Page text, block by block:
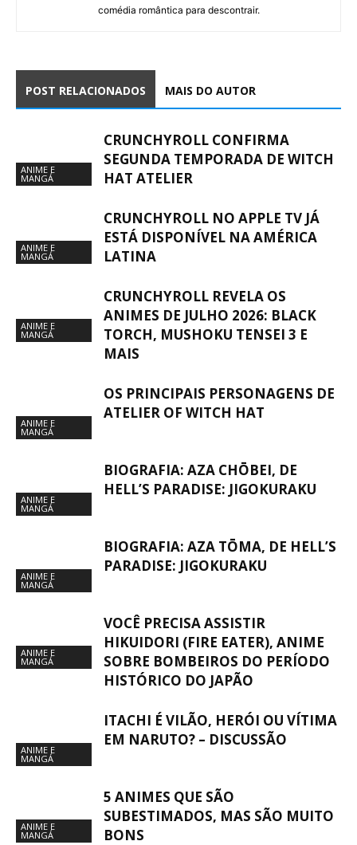
comédia romântica para descontrair.
POST RELACIONADOS MAIS DO AUTOR
ANIME E
MANGÁ
CRUNCHYROLL CONFIRMA
SEGUNDA TEMPORADA DE WITCH
HAT ATELIER
ANIME E
MANGÁ
CRUNCHYROLL NO APPLE TV JÁ
ESTÁ DISPONÍVEL NA AMÉRICA
LATINA
ANIME E
MANGÁ
CRUNCHYROLL REVELA OS
ANIMES DE JULHO 2026: BLACK
TORCH, MUSHOKU TENSEI 3 E
MAIS
ANIME E
MANGÁ
OS PRINCIPAIS PERSONAGENS DE
ATELIER OF WITCH HAT
ANIME E
MANGÁ
BIOGRAFIA: AZA CHŌBEI, DE
HELL’S PARADISE: JIGOKURAKU
ANIME E
MANGÁ
BIOGRAFIA: AZA TŌMA, DE HELL’S
PARADISE: JIGOKURAKU
ANIME E
MANGÁ
VOCÊ PRECISA ASSISTIR
HIKUIDORI (FIRE EATER), ANIME
SOBRE BOMBEIROS DO PERÍODO
HISTÓRICO DO JAPÃO
ANIME E
MANGÁ
ITACHI É VILÃO, HERÓI OU VÍTIMA
EM NARUTO? – DISCUSSÃO
ANIME E
MANGÁ
5 ANIMES QUE SÃO
SUBESTIMADOS, MAS SÃO MUITO
BONS